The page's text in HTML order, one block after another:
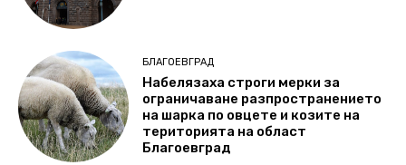
БЛАГОЕВГРАД
Набелязаха строги мерки за
ограничаване разпространението
на шарка по овцете и козите на
територията на област
Благоевград